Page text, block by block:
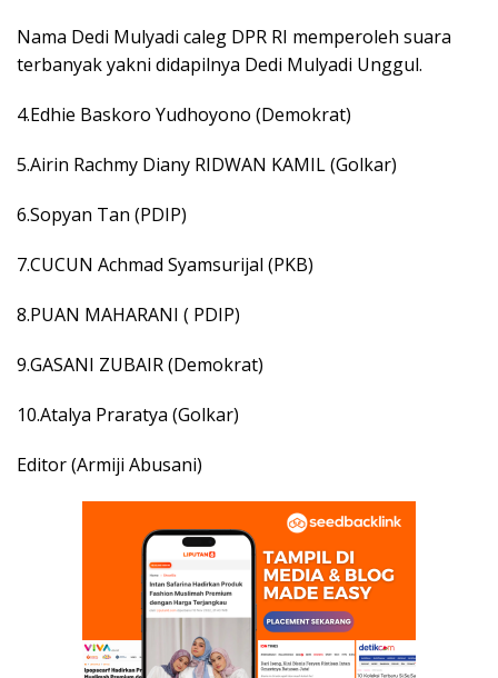
Nama Dedi Mulyadi caleg DPR RI memperoleh suara
terbanyak yakni didapilnya Dedi Mulyadi Unggul.
4.Edhie Baskoro Yudhoyono (Demokrat)
5.Airin Rachmy Diany RIDWAN KAMIL (Golkar)
6.Sopyan Tan (PDIP)
7.CUCUN Achmad Syamsurijal (PKB)
8.PUAN MAHARANI ( PDIP)
9.GASANI ZUBAIR (Demokrat)
10.Atalya Praratya (Golkar)
Editor (Armiji Abusani)